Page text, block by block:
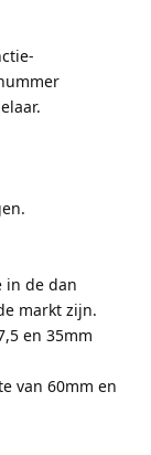
in de dan
markt zijn.
en 35mm
van 60mm en